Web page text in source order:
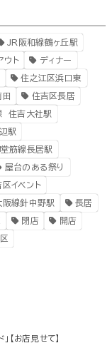
JR阪和線鶴ヶ丘駅
ウト ディナー
住之江区浜口東
田 住吉区長居
住吉大社駅
駅
筋線長居駅
屋台のある祭り
イベント
線針中野駅 長居
閉店 開店
【お店見せて】